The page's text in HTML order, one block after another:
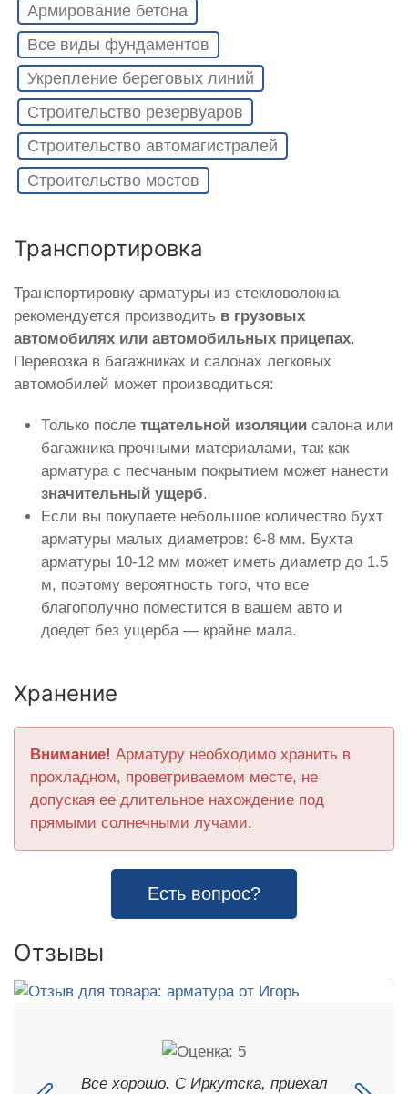
Армирование бетона
Все виды фундаментов
Укрепление береговых линий
Строительство резервуаров
Строительство автомагистралей
Строительство мостов
Транспортировка
Транспортировку арматуры из стекловолокна
рекомендуется производить в грузовых
автомобилях или автомобильных прицепах.
Перевозка в багажниках и салонах легковых
автомобилей может производиться:
Только после тщательной изоляции салона или
багажника прочными материалами, так как
арматура с песчаным покрытием может нанести
значительный ущерб.
Если вы покупаете небольшое количество бухт
арматуры малых диаметров: 6-8 мм. Бухта
арматуры 10-12 мм может иметь диаметр до 1.5
м, поэтому вероятность того, что все
благополучно поместится в вашем авто и
доедет без ущерба — крайне мала.
Хранение
Внимание! Арматуру необходимо хранить в
прохладном, проветриваемом месте, не
допуская ее длительное нахождение под
прямыми солнечными лучами.
Есть вопрос?
Отзывы
Все хорошо. С Иркутска, приехал